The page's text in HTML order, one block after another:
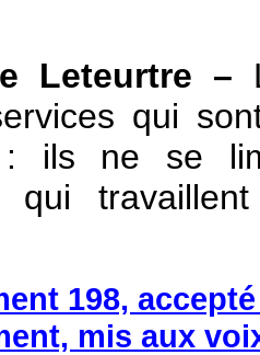
Leteurtre –
qui
: ils ne se
qui
198,
mis aux